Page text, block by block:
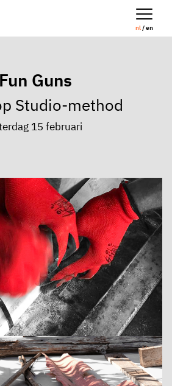
nl/ en
Fun Guns
Studio-method
15 februari